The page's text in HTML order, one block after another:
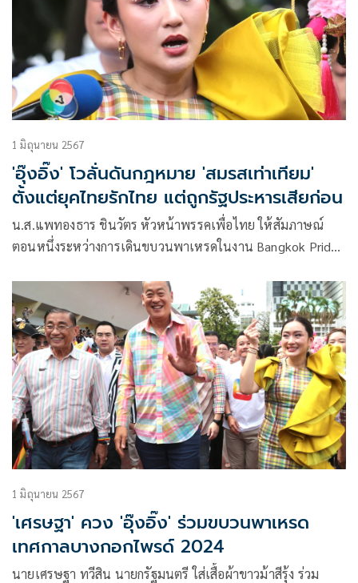
1 มิถุนายน 2567
'อุ๊งอิ๊ง' โวลั่นดันกฎหมาย 'สมรสเท่าเทียม'
ตั้งแต่ยุคไทยรักไทย แต่ถูกรัฐประหารเสียก่อน
น.ส.แพทองธาร ชินวัตร หัวหน้าพรรคเพื่อไทย ให้สัมภาษณ์
ตอนหนึ่งระหว่างการเดินขบวนพาเหรดในงาน Bangkok Pride
อย่างเต็มตัว ก็เคยให้สัมภาษณ์อยู่เสมอว่าการที่คนเรารักกัน
1 มิถุนายน 2567
'เศรษฐา' ควง 'อุ๊งอิ๊ง' ร่วมขบวนพาเหรด
เทศกาลบางกอกไพรด์ 2024
นายเศรษฐา ทวีสิน นายกรัฐมนตรี ใส่เสื้อผ้าขาวม้าสีรุ้ง ร่วม